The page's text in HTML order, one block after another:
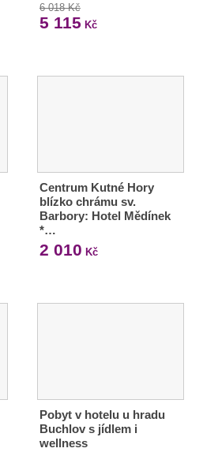
6 018 Kč
5 115 Kč
Centrum Kutné Hory
blízko chrámu sv.
Barbory: Hotel Mědínek
*…
2 010 Kč
Pobyt v hotelu u hradu
Buchlov s jídlem i
wellness